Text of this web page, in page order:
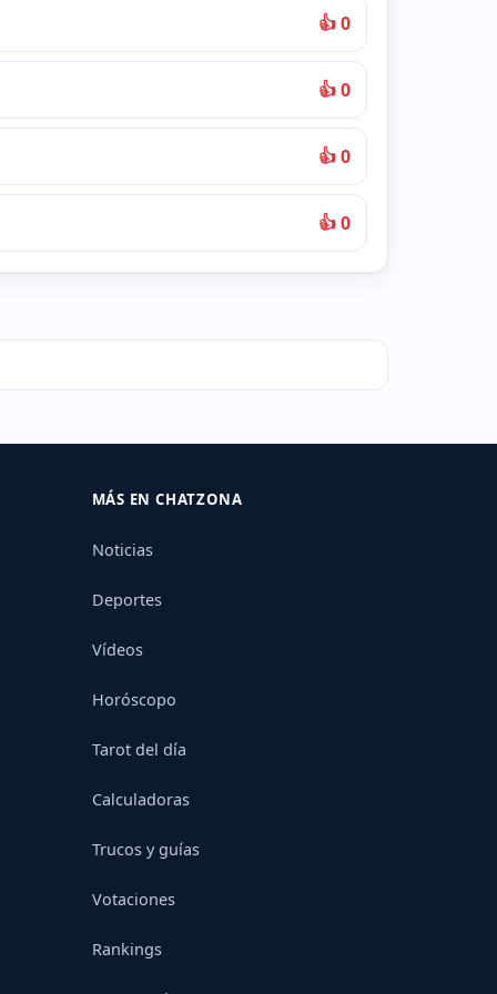
👍 0
👍 0
👍 0
👍 0
MÁS EN CHATZONA
Noticias
Deportes
Vídeos
Horóscopo
Tarot del día
Calculadoras
Trucos y guías
Votaciones
Rankings